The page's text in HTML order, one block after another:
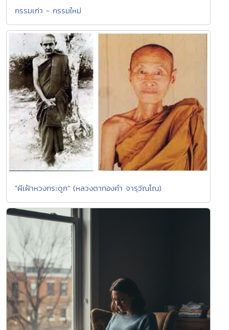
กรรมเก่า - กรรมใหม่
"ผีเฝ้าหวงกระดูก" (หลวงตาทองคำ จารุวัณโณ)